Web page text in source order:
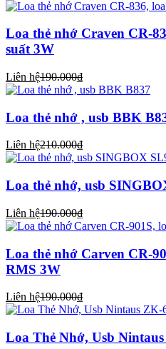
Loa thẻ nhớ Craven CR-
suất 3W
Liên hệ190.000₫
Loa thẻ nhớ , usb BBK
Liên hệ210.000₫
Loa thẻ nhớ, usb
Liên hệ190.000₫
Loa thẻ nhớ Carven CR-
RMS 3W
Liên hệ190.000₫
Loa Thẻ Nhớ, Usb